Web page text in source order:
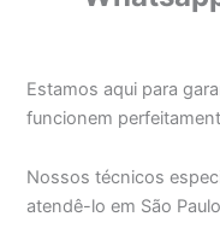
Estamos aqui para
funcionem
Nossos técnicos
atendê-lo em São